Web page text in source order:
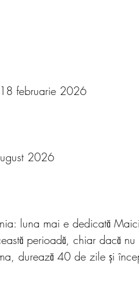
februarie 2026
2026
luna mai e dedicată
perioadă, chiar dacă
durează 40 de zile și